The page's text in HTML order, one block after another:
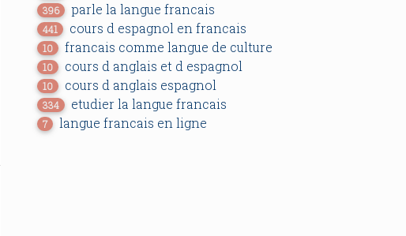
396 parle la langue francais
441 cours d espagnol en francais
10 francais comme langue de culture
10 cours d anglais et d espagnol
10 cours d anglais espagnol
334 etudier la langue francais
7 langue francais en ligne